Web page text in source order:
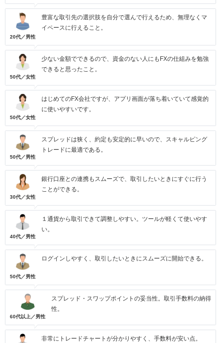
20代／男性
豊富な取引先の選択肢を自分で選んで行えるため、無理なくマ
イペースに行えること。
50代／女性
少ない金額でできるので、資金のない人にもFXの仕組みを勉強
できると思ったこと。
50代／女性
はじめてのFX会社ですが、アプリ画面が落ち着いていて感覚的
に使いやすいです。
50代／男性
スプレッドは狭く、約定も安定的に早いので、スキャルピング
トレードに最適である。
30代／女性
銀行口座との連携もスムーズで、取引したいときにすぐに行う
ことができる。
40代／男性
１通貨から取引できて調整しやすい。ツールが軽くて使いやす
い。
50代／男性
ログインしやすく、取引したいときにスムーズに開始できる。
60代以上／男性
スプレッド・スワップポイントの妥当性。取引手数料の納得
性。
非常にトレードチャートが分かりやすく、手数料が安い点。